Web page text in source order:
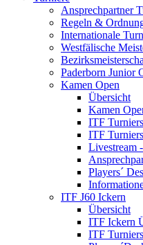
Ansprechpartner
Regeln &
Internationale
Westfälische
Paderborn Junior
Kamen Open
Übersicht
Kamen
ITF
ITF
Livestream
Players´
ITF J60 Ickern
Übersicht
ITF Ickern
ITF